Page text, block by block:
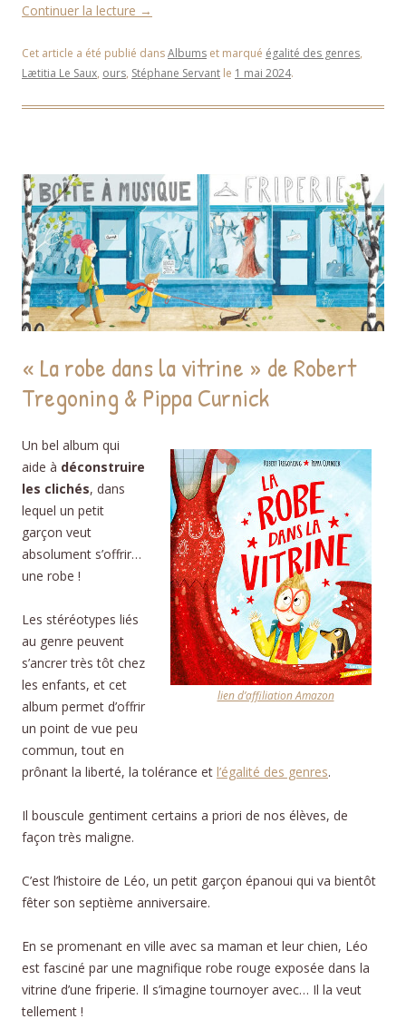
Continuer la lecture →
Cet article a été publié dansAlbums et marqué égalité des genres,
Lætitia Le Saux, ours, Stéphane Servant le 1 mai 2024.
« La robe dans la vitrine » de Robert
Tregoning & Pippa Curnick
lien d’affiliation Amazon
Un bel album qui
aide à déconstruire
les clichés, dans
lequel un petit
garçon veut
absolument s’offrir…
une robe !
Les stéréotypes liés
au genre peuvent
s’ancrer très tôt chez
les enfants, et cet
album permet d’offrir
un point de vue peu
commun, tout en
prônant la liberté, la tolérance et l’égalité des genres.
Il bouscule gentiment certains a priori de nos élèves, de
façon très maligne.
C’est l’histoire de Léo, un petit garçon épanoui qui va bientôt
fêter son septième anniversaire.
En se promenant en ville avec sa maman et leur chien, Léo
est fasciné par une magnifique robe rouge exposée dans la
vitrine d’une friperie. Il s’imagine tournoyer avec… Il la veut
tellement !